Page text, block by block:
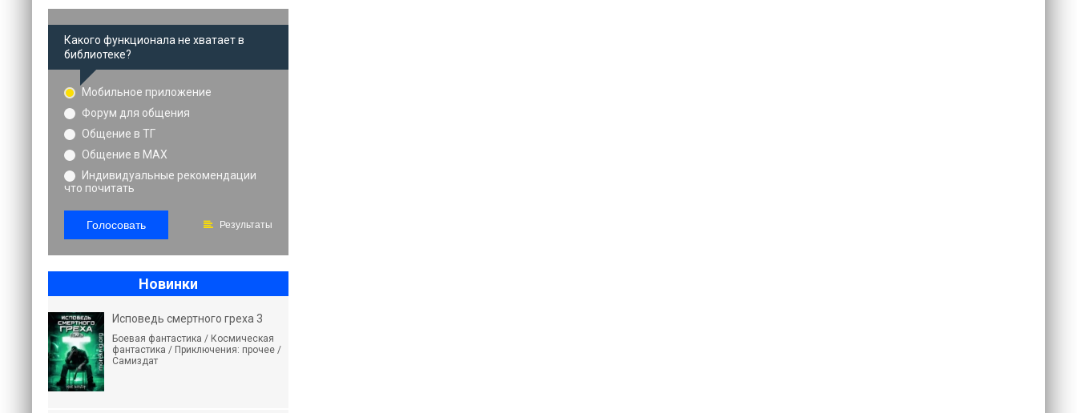
Какого функционала не хватает в
библиотеке?
Мобильное приложение
Форум для общения
Общение в ТГ
Общение в MAX
Индивидуальные рекомендации
что почитать
Голосовать Результаты
Новинки
Исповедь смертного греха 3
Боевая фантастика / Космическая
фантастика / Приключения: прочее /
Самиздат